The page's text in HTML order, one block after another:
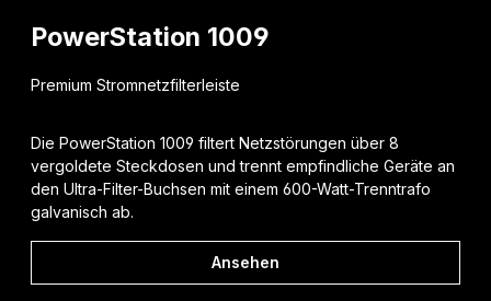
PowerStation 1009
Premium Stromnetzfilterleiste
Die PowerStation 1009 filtert Netzstörungen über 8
vergoldete Steckdosen und trennt empfindliche Geräte an
den Ultra-Filter-Buchsen mit einem 600-Watt-Trenntrafo
galvanisch ab.
Ansehen